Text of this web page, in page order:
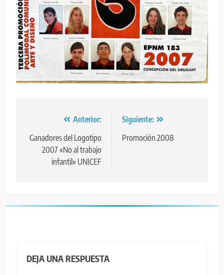
Navegación
de
entradas
Anterior:
Ganadores del Logotipo
2007 «No al trabajo
infantil» UNICEF
Siguiente:
Promoción 2008
DEJA UNA RESPUESTA